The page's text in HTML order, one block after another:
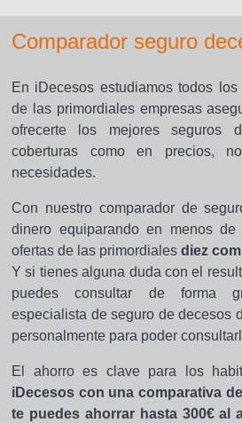
Comparador seguro
En iDecesos estudiamos todos
de las primordiales empresas
ofrecerte los mejores seguros
coberturas como en precios,
necesidades.
Con nuestro comparador de
dinero equiparando en menos
ofertas de las primordiales diez
Y si tienes alguna duda con el
puedes consultar de forma
especialista de seguro de decesos
personalmente para poder
El ahorro es clave para los
iDecesos con una comparativa
te puedes ahorrar hasta 300€ al